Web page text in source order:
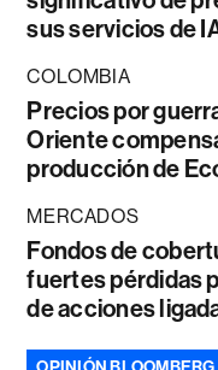
sus servicios de
COLOMBIA
Precios por
Oriente
producción de
MERCADOS
Fondos de
fuertes pérdidas
de acciones